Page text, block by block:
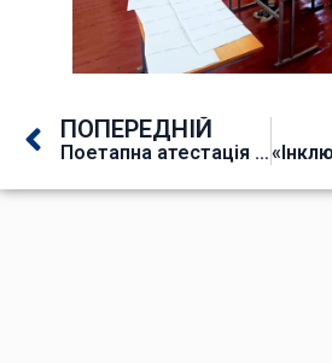
ПОПЕРЕДНІЙ
Поетапна атестація з професії «Пекар»